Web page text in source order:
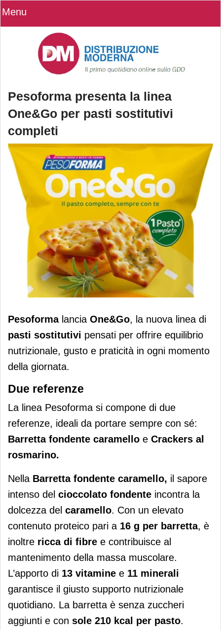
Menu
Pesoforma presenta la linea
One&Go per pasti sostitutivi
completi
Pesoforma presenta la linea One&Go
per pasti sostitutivi completi
Pesoforma lancia One&Go, la nuova linea di
pasti sostitutivi pensati per offrire equilibrio
nutrizionale, gusto e praticità in ogni momento
della giornata.
Due referenze
La linea Pesoforma si compone di due
referenze, ideali da portare sempre con sé:
Barretta fondente caramello e Crackers al
rosmarino.
Nella Barretta fondente caramello, il sapore
intenso del cioccolato fondente incontra la
dolcezza del caramello. Con un elevato
contenuto proteico pari a 16 g per barretta, è
inoltre ricca di fibre e contribuisce al
mantenimento della massa muscolare.
L’apporto di 13 vitamine e 11 minerali
garantisce il giusto supporto nutrizionale
quotidiano. La barretta è senza zuccheri
aggiunti e con sole 210 kcal per pasto.